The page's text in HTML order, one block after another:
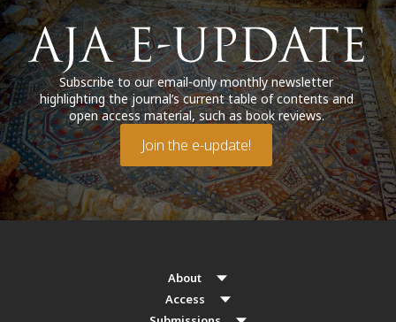
Subscribe to our email-only monthly newsletter
highlighting the journal’s current table of contents and
open access material, such as book reviews.
Join the e-update!
About
Access